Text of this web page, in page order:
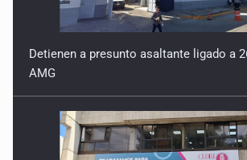
Detienen a presunto asaltante ligado a